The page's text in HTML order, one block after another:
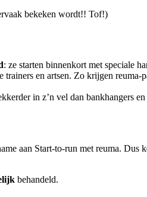
bekeken wordt!! Tof!)
: ze starten binnenkort met speciale
en artsen. Zo krijgen
in z’n vel dan bankhangers
aan Start-to-run met reuma.
behandeld.